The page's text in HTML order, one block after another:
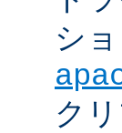
シ
ク